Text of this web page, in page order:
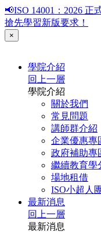
📢ISO 14001：2026 正
搶先學習新版要求！
×
學院介紹
回上一層
學院介紹
關於我們
常見問題
講師群介紹
企業優惠專
政府補助專
繼續教育學
場地租借
ISO小超人
最新消息
回上一層
最新消息